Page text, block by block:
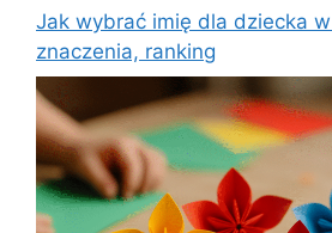
Jak wybrać imię dla dziecka
znaczenia, ranking